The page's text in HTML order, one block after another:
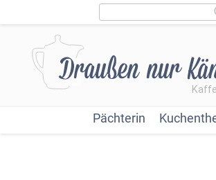
Pächterin